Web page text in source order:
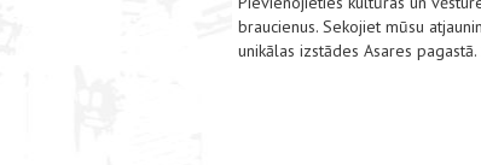
braucienus. Sekojiet mūsu
unikālas izstādes Asares